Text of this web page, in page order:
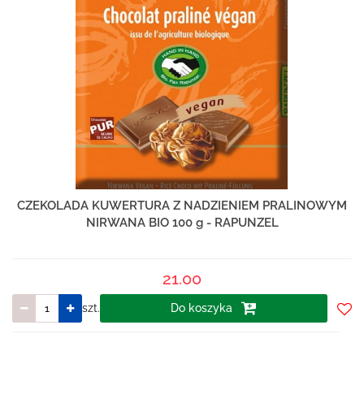
CZEKOLADA KUWERTURA Z NADZIENIEM PRALINOWYM
NIRWANA BIO 100 g - RAPUNZEL
21.00
szt. Do koszyka